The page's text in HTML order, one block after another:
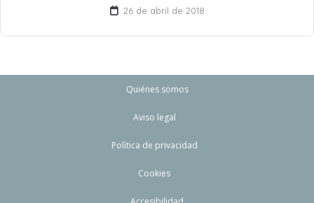
26 de abril de 2018
Quiénes somos
Aviso legal
Política de privacidad
Cookies